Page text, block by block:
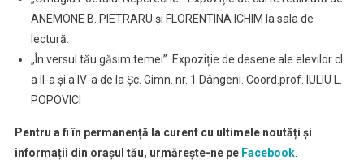
ANEMONE B. PIETRARU și FLORENTINA ICHIM la sala de
lectură.
„În versul tău găsim temei”. Expoziție de desene ale elevilor cl.
a II-a și a IV-a de la Șc. Gimn. nr. 1 Dângeni. Coord.prof. IULIU L.
POPOVICI
Pentru a fi în permanență la curent cu ultimele noutăți și
informații din orașul tău, urmărește-ne pe Facebook.